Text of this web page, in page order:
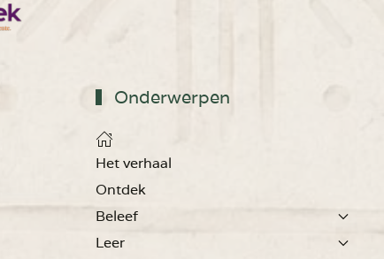
Onderwerpen
Het verhaal
Ontdek
Beleef
Leer